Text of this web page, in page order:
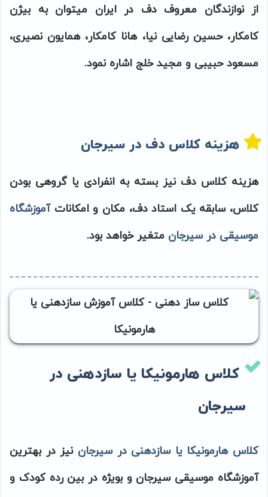
از نوازندگان معروف دف در ایران میتوان به بیژن
کامکار، حسین رضایی نیا، هانا کامکار، همایون نصیری،
مسعود حبیبی و مجید خلج اشاره نمود.
هزینه کلاس دف در سیرجان
هزینه کلاس دف نیز بسته به انفرادی یا گروهی بودن
کلاس، سابقه یک استاد دف، مکان و امکاناتآموزشگاه
موسیقی در سیرجان متغیر خواهد بود.
کلاس هارمونیکا یا سازدهنی در
سیرجان
کلاس هارمونیکا یا سازدهنی در سیرجان نیز در بهترین
آموزشگاه موسیقی سیرجان و بویژه در بین رده کودک و